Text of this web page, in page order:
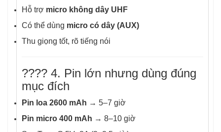
Hỗ trợ micro không dây UHF
Có thể dùng micro có dây (AUX)
Thu giọng tốt, rõ tiếng nói
???? 4. Pin lớn nhưng dùng đúng
mục đích
Pin loa 2600 mAh → 5–7 giờ
Pin micro 400 mAh → 8–10 giờ